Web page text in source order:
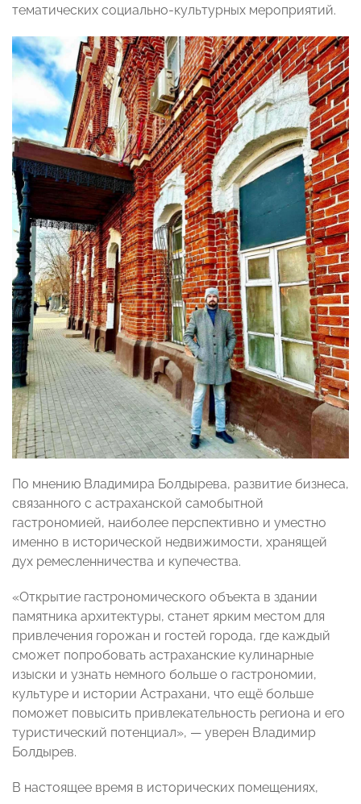
тематических социально-культурных мероприятий.
По мнению Владимира Болдырева, развитие бизнеса,
связанного с астраханской самобытной
гастрономией, наиболее перспективно и уместно
именно в исторической недвижимости, хранящей
дух ремесленничества и купечества.
«Открытие гастрономического объекта в здании
памятника архитектуры, станет ярким местом для
привлечения горожан и гостей города, где каждый
сможет попробовать астраханские кулинарные
изыски и узнать немного больше о гастрономии,
культуре и истории Астрахани, что ещё больше
поможет повысить привлекательность региона и его
туристический потенциал», — уверен Владимир
Болдырев.
В настоящее время в исторических помещениях,